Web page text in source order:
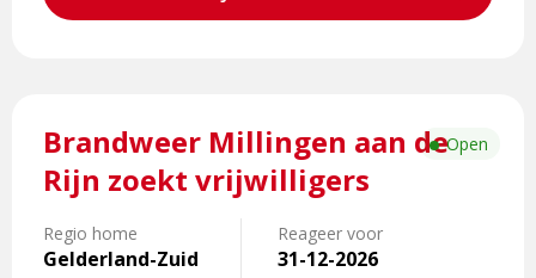
Brandweer Millingen aan de
Rijn zoekt vrijwilligers
Regio home
Gelderland-Zuid
Reageer voor
31-12-2026
Open
meer
over
Brandweer
Millingen